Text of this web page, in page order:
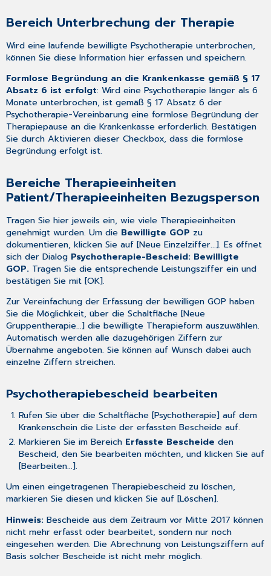
Bereich Unterbrechung der Therapie
Wird eine laufende bewilligte Psychotherapie unterbrochen,
können Sie diese Information hier erfassen und speichern.
Formlose Begründung an die Krankenkasse gemäß § 17
Absatz 6 ist erfolgt: Wird eine Psychotherapie länger als 6
Monate unterbrochen, ist gemäß § 17 Absatz 6 der
Psychotherapie-Vereinbarung eine formlose Begründung der
Therapiepause an die Krankenkasse erforderlich. Bestätigen
Sie durch Aktivieren dieser Checkbox, dass die formlose
Begründung erfolgt ist.
Bereiche Therapieeinheiten
Patient/Therapieeinheiten Bezugsperson
Tragen Sie hier jeweils ein, wie viele Therapieeinheiten
genehmigt wurden. Um die Bewilligte GOP zu
dokumentieren, klicken Sie auf [Neue Einzelziffer...]. Es öffnet
sich der Dialog Psychotherapie-Bescheid: Bewilligte
GOP. Tragen Sie die entsprechende Leistungsziffer ein und
bestätigen Sie mit [OK].
Zur Vereinfachung der Erfassung der bewilligen GOP haben
Sie die Möglichkeit, über die Schaltfläche [Neue
Gruppentherapie...] die bewilligte Therapieform auszuwählen.
Automatisch werden alle dazugehörigen Ziffern zur
Übernahme angeboten. Sie können auf Wunsch dabei auch
einzelne Ziffern streichen.
Psychotherapiebescheid bearbeiten
Rufen Sie über die Schaltfläche [Psychotherapie] auf dem
Krankenschein die Liste der erfassten Bescheide auf.
Markieren Sie im Bereich Erfasste Bescheide den
Bescheid, den Sie bearbeiten möchten, und klicken Sie auf
[Bearbeiten...].
Um einen eingetragenen Therapiebescheid zu löschen,
markieren Sie diesen und klicken Sie auf [Löschen].
Hinweis:Bescheide aus dem Zeitraum vor Mitte 2017 können
nicht mehr erfasst oder bearbeitet, sondern nur noch
eingesehen werden. Die Abrechnung von Leistungsziffern auf
Basis solcher Bescheide ist nicht mehr möglich.